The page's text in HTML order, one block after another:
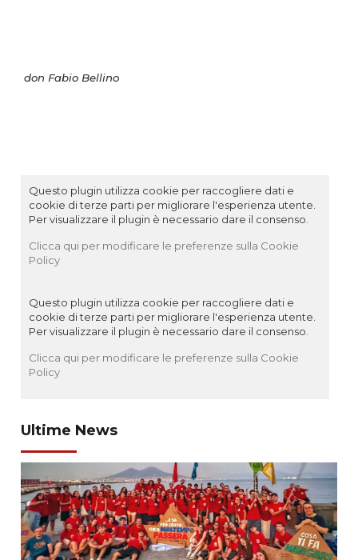
don Fabio Bellino
Questo plugin utilizza cookie per raccogliere dati e
cookie di terze parti per migliorare l'esperienza utente.
Per visualizzare il plugin è necessario dare il consenso.
Clicca qui per modificare le preferenze sulla Cookie
Policy
Questo plugin utilizza cookie per raccogliere dati e
cookie di terze parti per migliorare l'esperienza utente.
Per visualizzare il plugin è necessario dare il consenso.
Clicca qui per modificare le preferenze sulla Cookie
Policy
Ultime News